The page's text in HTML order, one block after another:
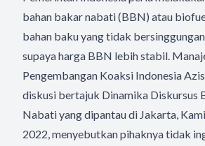
bahan bakar nabati (BBN) atau
bahan baku yang tidak
supaya harga BBN lebih stabil.
Pengembangan Koaksi Indonesia
diskusi bertajuk Dinamika Diskursus
Nabati yang dipantau di Jakarta,
2022, menyebutkan pihaknya tidak